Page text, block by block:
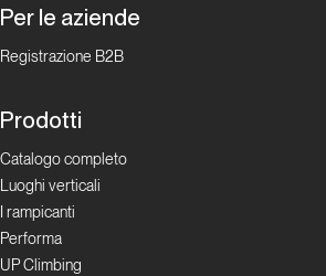
Per le aziende
Registrazione B2B
Prodotti
Catalogo completo
Luoghi verticali
I rampicanti
Performa
UP Climbing